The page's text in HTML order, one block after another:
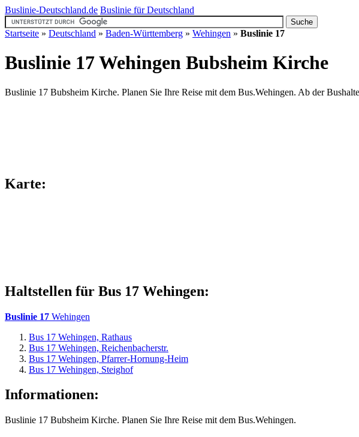
Buslinie-Deutschland.de Buslinie für Deutschland
Startseite » Deutschland » Baden-Württemberg » Wehingen » Buslinie 17
Buslinie 17 Wehingen Bubsheim Kirche
Buslinie 17 Bubsheim Kirche. Planen Sie Ihre Reise mit dem Bus.Wehingen. Ab der
Karte:
Haltstellen für Bus 17 Wehingen:
Buslinie 17 Wehingen
Bus 17 Wehingen, Rathaus
Bus 17 Wehingen, Reichenbacherstr.
Bus 17 Wehingen, Pfarrer-Hornung-Heim
Bus 17 Wehingen, Steighof
Informationen:
Buslinie 17 Bubsheim Kirche. Planen Sie Ihre Reise mit dem Bus.Wehingen.